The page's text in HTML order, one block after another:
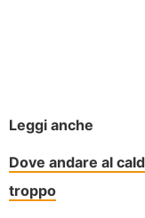
Leggi anche
Dove andare al
troppo